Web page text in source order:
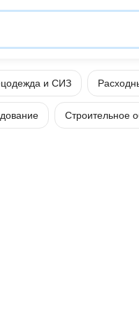
и СИЗ
Строительное